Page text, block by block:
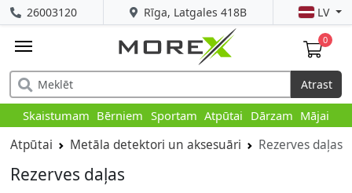
Rīga, Latgales 418B
26003120 LV
0
Atrast
Skaistumam Bērniem Sportam Atpūtai Dārzam Mājai
Atpūtai Metāla detektori un aksesuāri Rezerves daļas
Rezerves daļas